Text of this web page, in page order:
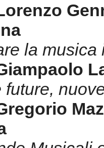
la musica
future,